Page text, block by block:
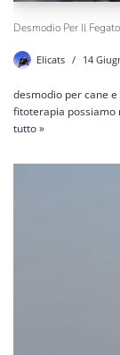
Desmodio Per Il
Elicats 14
desmodio per cane
fitoterapia
tutto »